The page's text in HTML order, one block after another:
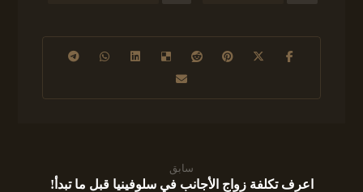
سابق
اعرف تكلفة زواج الأجانب في سلوفينيا قبل ما تبدأ!